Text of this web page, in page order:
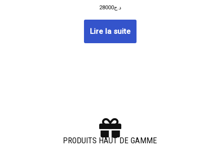
د.ج28000
Lire la suite
PRODUITS HAUT DE GAMME